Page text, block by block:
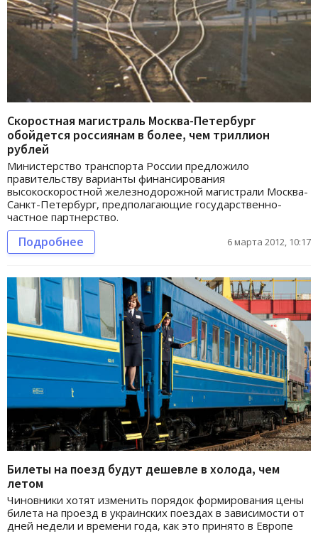
Скоростная магистраль Москва-Петербург
обойдется россиянам в более, чем триллион
рублей
Министерство транспорта России предложило
правительству варианты финансирования
высокоскоростной железнодорожной магистрали Москва-
Санкт-Петербург, предполагающие государственно-
частное партнерство.
Подробнее 6 марта 2012, 10:17
Билеты на поезд будут дешевле в холода, чем
летом
Чиновники хотят изменить порядок формирования цены
билета на проезд в украинских поездах в зависимости от
дней недели и времени года, как это принято в Европе